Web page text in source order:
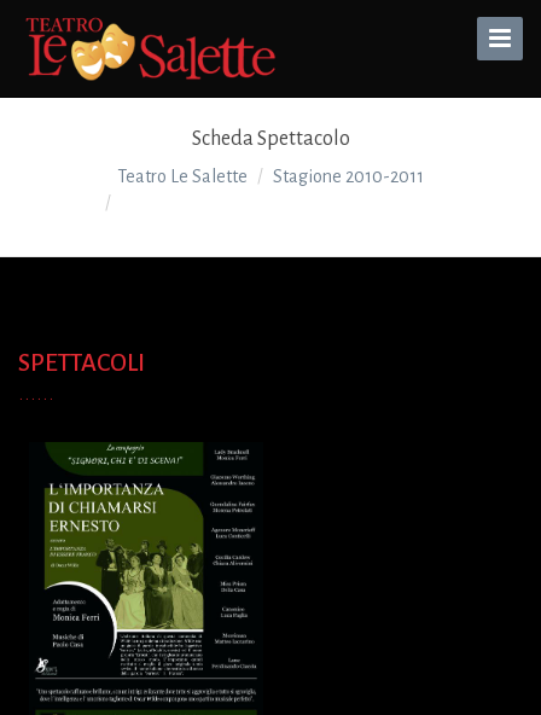
Toggle
Scheda Spettacolo
Teatro Le Salette
Stagione 2010-2011
SPETTACOLI